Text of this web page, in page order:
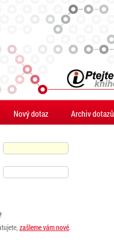
Nový dotaz Archiv dotazů
zašleme vám nové.